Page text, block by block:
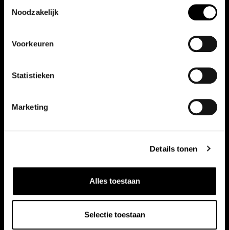
Noodzakelijk
Voorkeuren
Statistieken
Marketing
Details tonen
Alles toestaan
Selectie toestaan
Vergelijkbare auto's